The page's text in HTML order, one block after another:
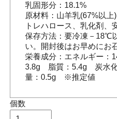
乳固形分：18.1%
原材料：山羊乳(67%以
トレハロース、乳化剤、
保存方法：要冷凍－18℃
い。開封後はお早めにお
栄養成分：エネルギー：
3.8g 脂質：5.4g 炭水
量：0.5g ※推定値
個数